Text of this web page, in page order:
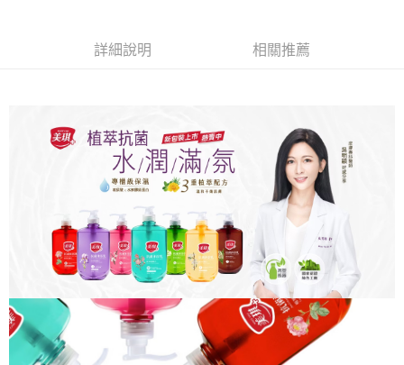
請求用戶進行身份認證。
５．嚴禁一人註冊多個帳號或使用他人資訊註冊。若發現惡意使用之情形，
每筆NT$80，滿NT$290(含以上)免運費
詳細說明 相關推薦